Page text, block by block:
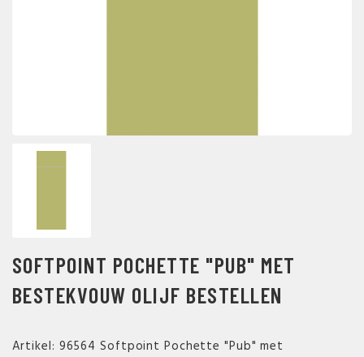
SOFTPOINT POCHETTE "PUB" MET
BESTEKVOUW OLIJF BESTELLEN
Artikel: 96564 Softpoint Pochette "Pub" met